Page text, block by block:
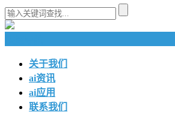
关于我们
ai资讯
ai应用
联系我们